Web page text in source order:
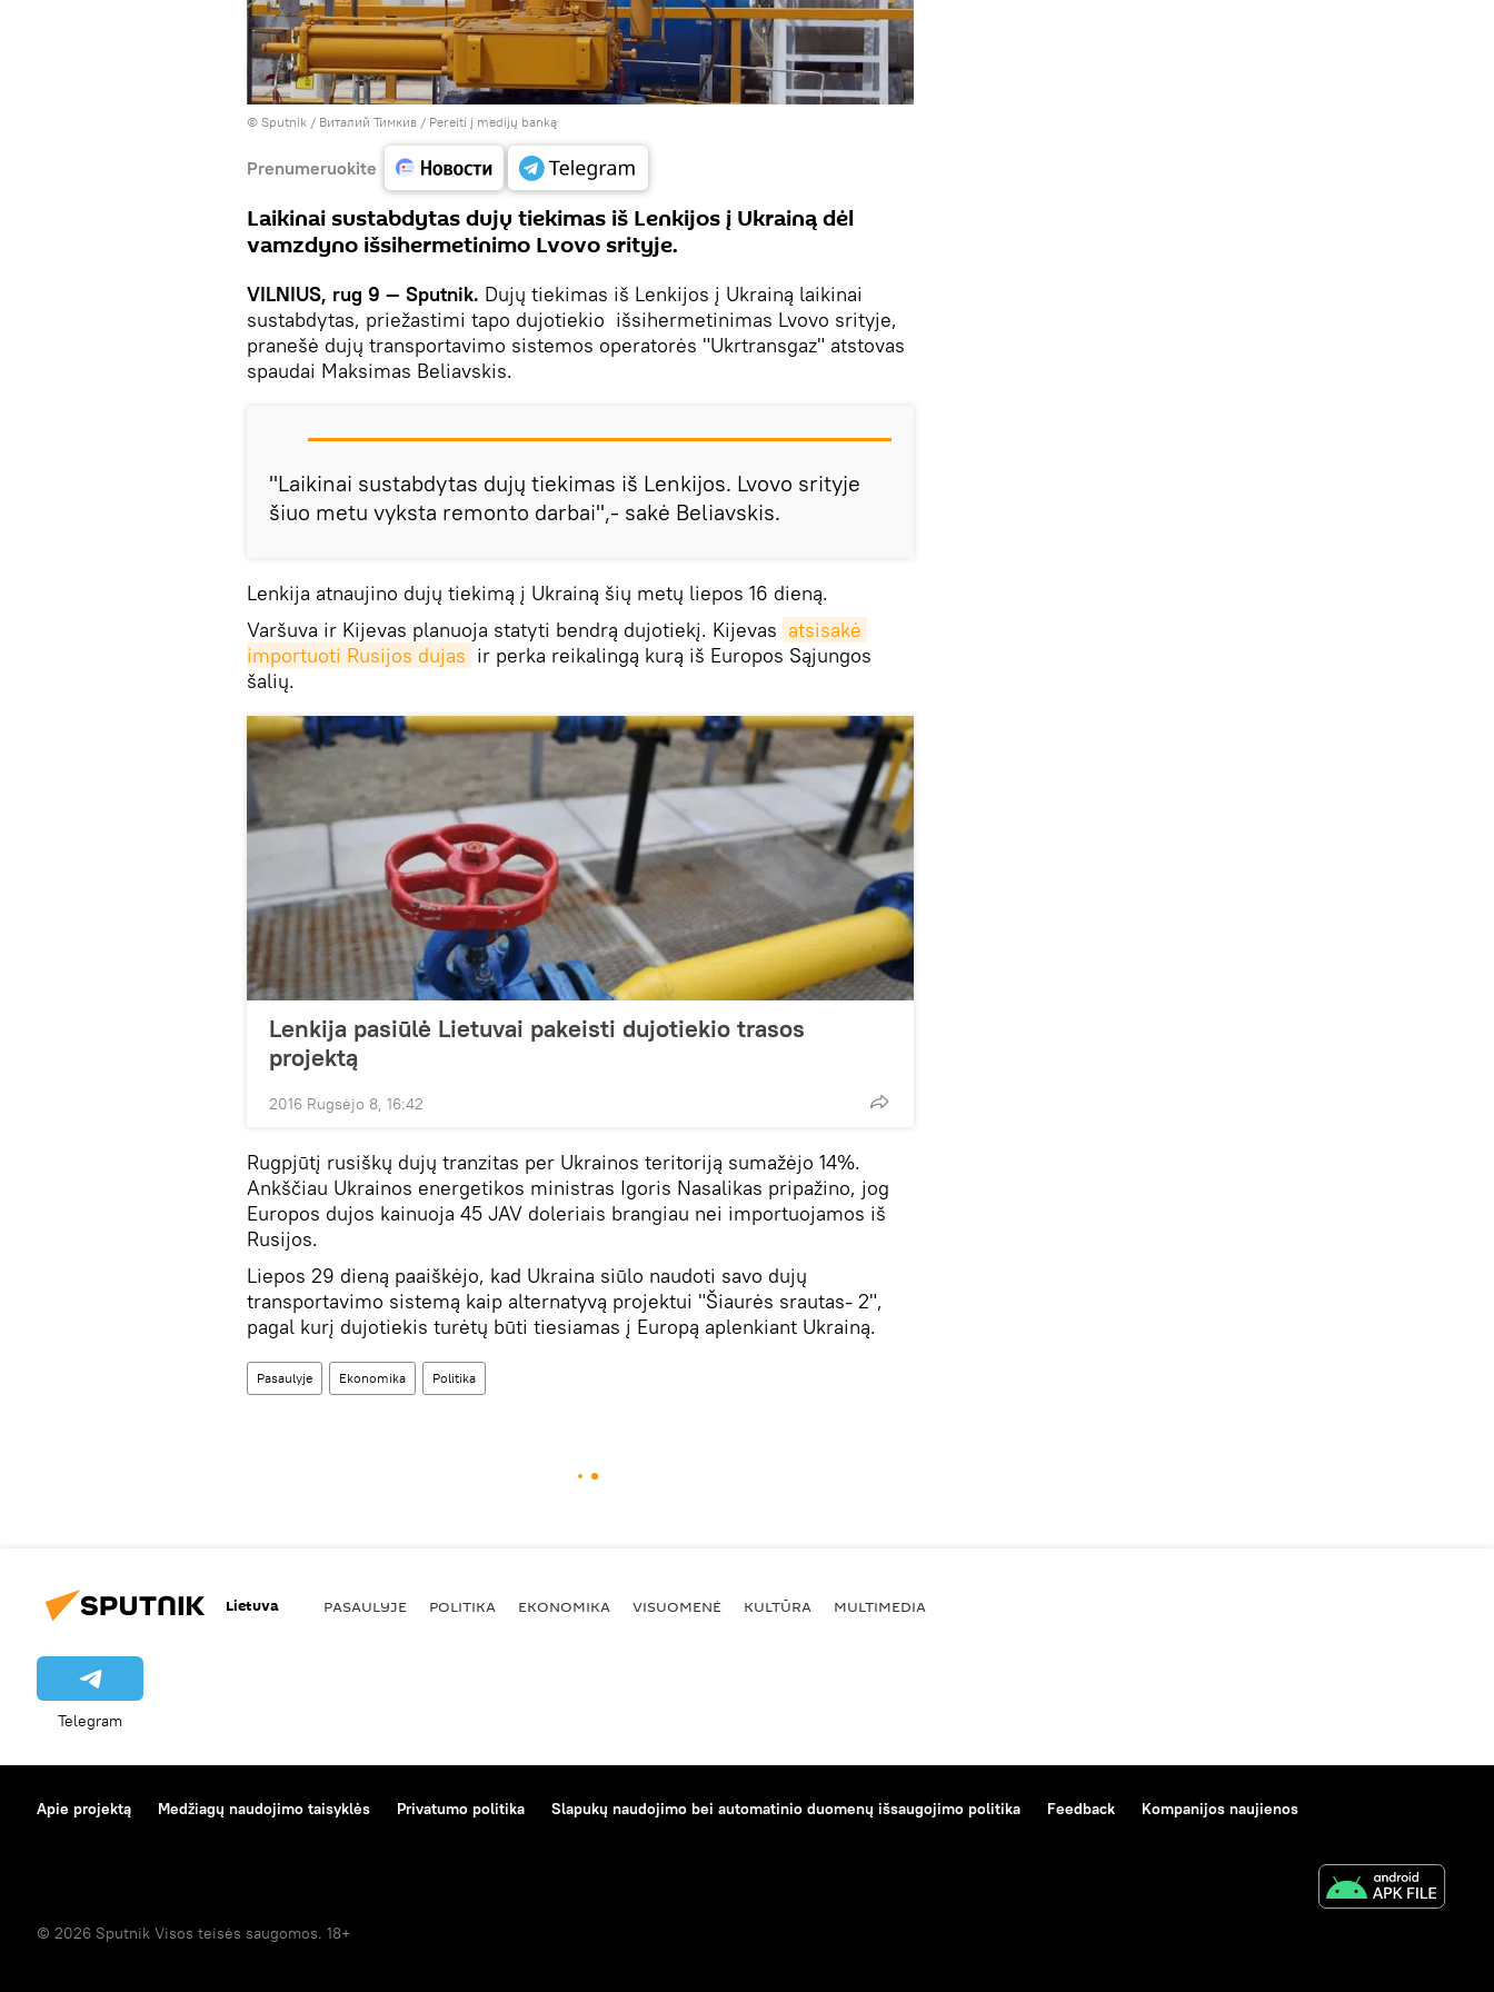
© Sputnik / Виталий Тимкив / Pereiti į medijų banką
Prenumeruokite
Laikinai sustabdytas dujų tiekimas iš Lenkijos į Ukrainą dėl
vamzdyno išsihermetinimo Lvovo srityje.
VILNIUS, rug 9 — Sputnik. Dujų tiekimas iš Lenkijos į Ukrainą laikinai
sustabdytas, priežastimi tapo dujotiekio išsihermetinimas Lvovo srityje,
pranešė dujų transportavimo sistemos operatorės "Ukrtransgaz" atstovas
spaudai Maksimas Beliavskis.
"Laikinai sustabdytas dujų tiekimas iš Lenkijos. Lvovo srityje
šiuo metu vyksta remonto darbai",- sakė Beliavskis.
Lenkija atnaujino dujų tiekimą į Ukrainą šių metų liepos 16 dieną.
Varšuva ir Kijevas planuoja statyti bendrą dujotiekį. Kijevas atsisakė
importuoti Rusijos dujas ir perka reikalingą kurą iš Europos Sąjungos
šalių.
Lenkija pasiūlė Lietuvai pakeisti dujotiekio trasos
projektą
2016 Rugsėjo 8, 16:42
Rugpjūtį rusiškų dujų tranzitas per Ukrainos teritoriją sumažėjo 14%.
Ankščiau Ukrainos energetikos ministras Igoris Nasalikas pripažino, jog
Europos dujos kainuoja 45 JAV doleriais brangiau nei importuojamos iš
Rusijos.
Liepos 29 dieną paaiškėjo, kad Ukraina siūlo naudoti savo dujų
transportavimo sistemą kaip alternatyvą projektui "Šiaurės srautas- 2",
pagal kurį dujotiekis turėtų būti tiesiamas į Europą aplenkiant Ukrainą.
Pasaulyje Ekonomika Politika
Lietuva PASAULYJE POLITIKA EKONOMIKA VISUOMENĖ KULTŪRA MULTIMEDIA
Telegram
Apie projektą Medžiagų naudojimo taisyklės Privatumo politika Slapukų naudojimo bei automatinio duomenų išsaugojimo politika Feedback Kompanijos naujienos
© 2026 Sputnik Visos teisės saugomos. 18+